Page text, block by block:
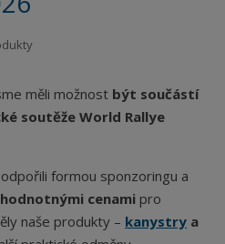
měli možnost být součástí
soutěže World Rallye
formou sponzoringu a
cenami pro
naše produkty – kanystry a